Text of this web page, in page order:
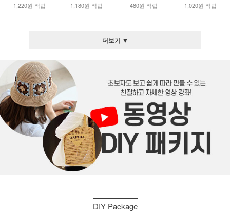
1,220원 적립 1,180원 적립 480원 적립 1,020원 적립
더보기 ▼
DIY Package